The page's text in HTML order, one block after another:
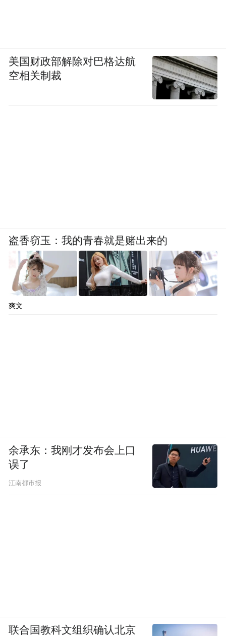
美国财政部解除对巴格达航
空相关制裁
盗香窃玉：我的青春就是赌出来的
爽文
余承东：我刚才发布会上口
误了
江南都市报
联合国教科文组织确认北京